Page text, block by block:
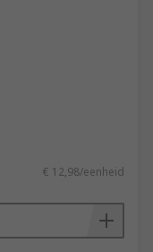
€ 12,98/eenheid